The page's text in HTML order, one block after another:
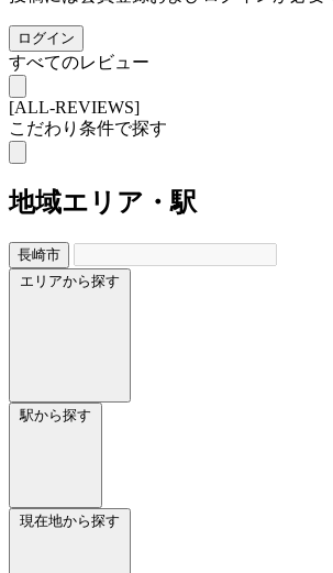
ログイン
すべてのレビュー
[ALL-REVIEWS]
こだわり条件で探す
地域エリア・駅
長崎市
エリアから探す
駅から探す
現在地から探す